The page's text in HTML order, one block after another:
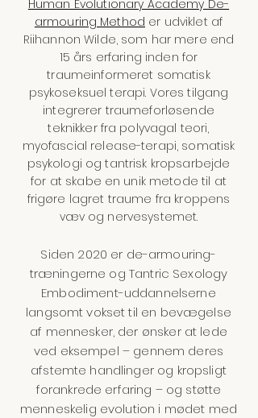
Human Evolutionary Academy De-
armouring Method er udviklet af
Riihannon Wilde, som har mere end
15 års erfaring inden for
traumeinformeret somatisk
psykoseksuel terapi. Vores tilgang
integrerer traumeforløsende
teknikker fra polyvagal teori,
myofascial release-terapi, somatisk
psykologi og tantrisk kropsarbejde
for at skabe en unik metode til at
frigøre lagret traume fra kroppens
væv og nervesystemet.
Siden 2020 er de-armouring-
træningerne og Tantric Sexology
Embodiment-uddannelserne
langsomt vokset til en bevægelse
af mennesker, der ønsker at lede
ved eksempel – gennem deres
afstemte handlinger og kropsligt
forankrede erfaring – og støtte
menneskelig evolution i mødet med